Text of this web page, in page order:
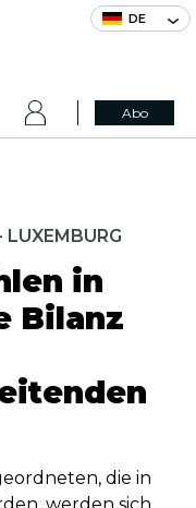
DE
Abo
in
Bilanz
die in